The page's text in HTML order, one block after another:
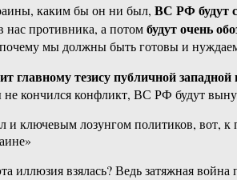
каким бы он ни был, ВС РФ будут
нас противника, а потомбудут очень
мы должны быть готовы и
главному тезису публичной
кончился конфликт, ВС РФ будут
и ключевым лозунгом политиков,
иллюзия взялась? Ведь затяжная